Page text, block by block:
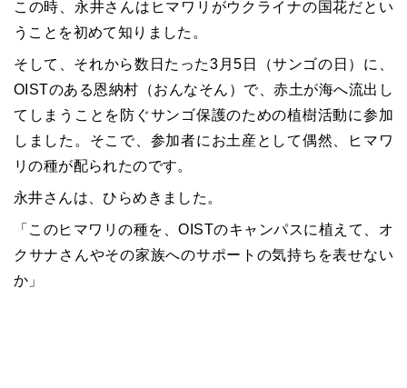
この時、永井さんはヒマワリがウクライナの国花だとい
うことを初めて知りました。
そして、それから数日たった3月5日（サンゴの日）に、
OISTのある恩納村（おんなそん）で、赤土が海へ流出し
てしまうことを防ぐサンゴ保護のための植樹活動に参加
しました。そこで、参加者にお土産として偶然、ヒマワ
リの種が配られたのです。
永井さんは、ひらめきました。
「このヒマワリの種を、OISTのキャンパスに植えて、オ
クサナさんやその家族へのサポートの気持ちを表せない
か」